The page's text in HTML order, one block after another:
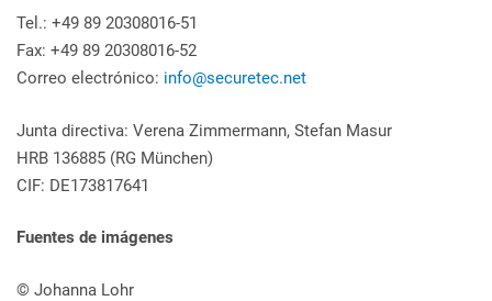
Tel.: +49 89 20308016-51
Fax: +49 89 20308016-52
Correo electrónico: info@securetec.net
Junta directiva: Verena Zimmermann, Stefan Masur
HRB 136885 (RG München)
CIF: DE173817641
Fuentes de imágenes
© Johanna Lohr